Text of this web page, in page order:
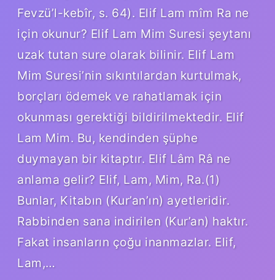
Fevzü’l-kebîr, s. 64). Elif Lam mîm Ra ne
için okunur? Elif Lam Mim Suresi şeytanı
uzak tutan sure olarak bilinir. Elif Lam
Mim Suresi’nin sıkıntılardan kurtulmak,
borçları ödemek ve rahatlamak için
okunması gerektiği bildirilmektedir. Elif
Lam Mim. Bu, kendinden şüphe
duymayan bir kitaptır. Elif Lâm Râ ne
anlama gelir? Elif, Lam, Mim, Ra.(1)
Bunlar, Kitabın (Kur’an’ın) ayetleridir.
Rabbinden sana indirilen (Kur’an) haktır.
Fakat insanların çoğu inanmazlar. Elif,
Lam,…